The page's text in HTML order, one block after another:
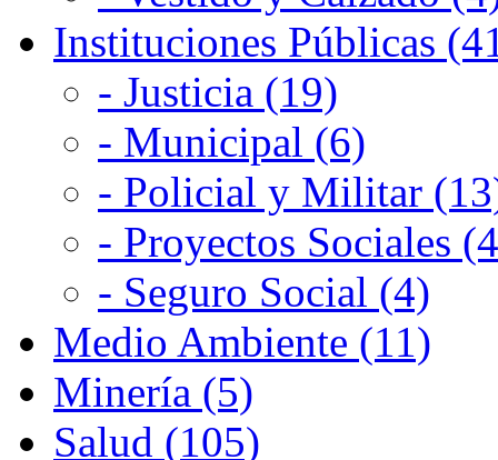
Instituciones Públicas
- Justicia (19)
- Municipal (6)
- Policial y Militar
- Proyectos Sociales
- Seguro Social (4)
Medio Ambiente (11)
Minería (5)
Salud (105)